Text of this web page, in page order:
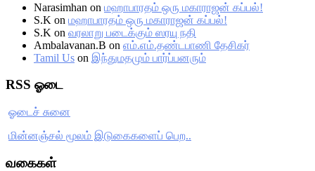
Narasimhan on மஹாபாரதம் ஒரு மகாராஜன் கப்பல்!
S.K on மஹாபாரதம் ஒரு மகாராஜன் கப்பல்!
S.K on வரலாறு படைக்கும் ஸரயு நதி
Ambalavanan.B on எம்.எம்.தண்டபாணி தேசிகர்
Tamil Us on இந்துமதமும் பார்ப்பனரும்
RSS ஓடை
ஓடைச் சுனை
மின்னஞ்சல் மூலம் இடுகைகளைப் பெற..
வகைகள்